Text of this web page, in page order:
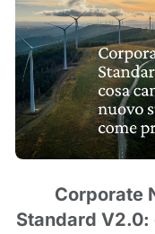
Corporate
Standard V2.0: